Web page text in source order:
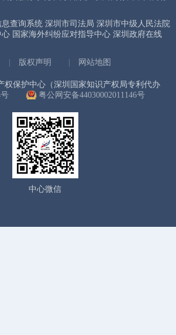
查询系统 深圳市司法局 深圳市中级人民法院
心 国家海外纠纷应对指导中心 深圳政府在线
版权声明 网站地图
权保护中心（深圳国家知识产权局专利代办
粤公网安备44030002011146号
中心微信